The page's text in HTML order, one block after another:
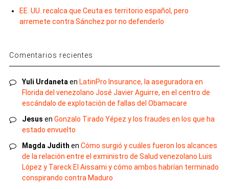
EE. UU. recalca que Ceuta es territorio español, pero
arremete contra Sánchez por no defenderlo
Comentarios recientes
Yuli Urdanetaen LatinPro Insurance, la aseguradora en
Florida del venezolano José Javier Aguirre, en el centro de
escándalo de explotación de fallas del Obamacare
Jesus en Gonzalo Tirado Yépez y los fraudes en los que ha
estado envuelto
Magda Judith en Cómo surgió y cuáles fueron los alcances
de la relación entre el exministro de Salud venezolano Luis
López y Tareck El Aissami y cómo ambos habrían terminado
conspirando contra Maduro